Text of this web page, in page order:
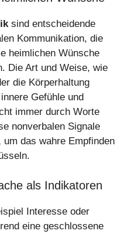
sind entscheidende
Kommunikation, die
heimlichen Wünsche
Die Art und Weise, wie
die Körperhaltung
Gefühle und
immer durch Worte
nonverbalen Signale
das wahre Empfinden
als Indikatoren
Interesse oder
eine geschlossene